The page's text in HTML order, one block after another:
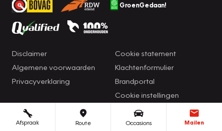
Afspraak Route Occasions Mailen
GroenGedaan!
Disclaimer
Algemene voorwaarden
Privacyverklaring
Cookie statement
Klachtenformulier
Brandportal
Cookie instellingen